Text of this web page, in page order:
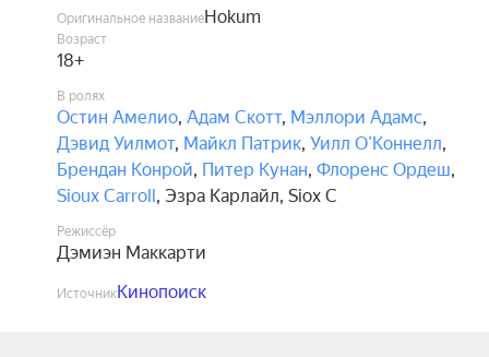
Оригинальное названиеHokum
Возраст
18+
В ролях
Остин Амелио, Адам Скотт, Мэллори Адамс,
Дэвид Уилмот, Майкл Патрик, Уилл О’Коннелл,
Брендан Конрой, Питер Кунан, Флоренс Ордеш,
Sioux Carroll, Эзра Карлайл, Siox C
Режиссёр
Дэмиэн Маккарти
ИсточникКинопоиск